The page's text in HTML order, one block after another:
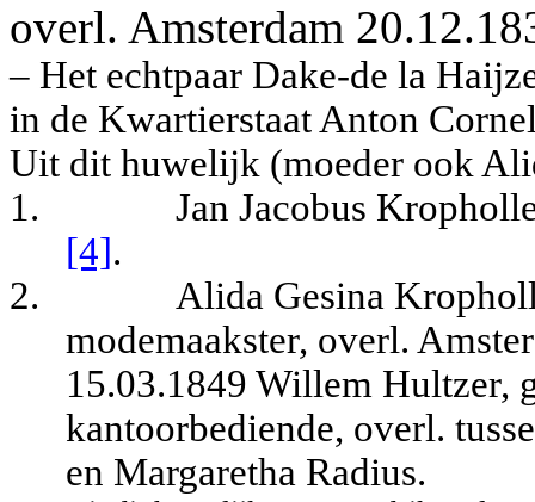
overl. Amsterdam
– Het echtpaar Dake-de la
in de Kwartierstaat Anton
Uit dit huwelijk (moeder ook
1.
Jan Jacobus
[4].
2.
Alida Gesina
modemaakster, overl.
15.03.1849 Willem Hultzer,
kantoorbediende, overl.
en Margaretha Radius.